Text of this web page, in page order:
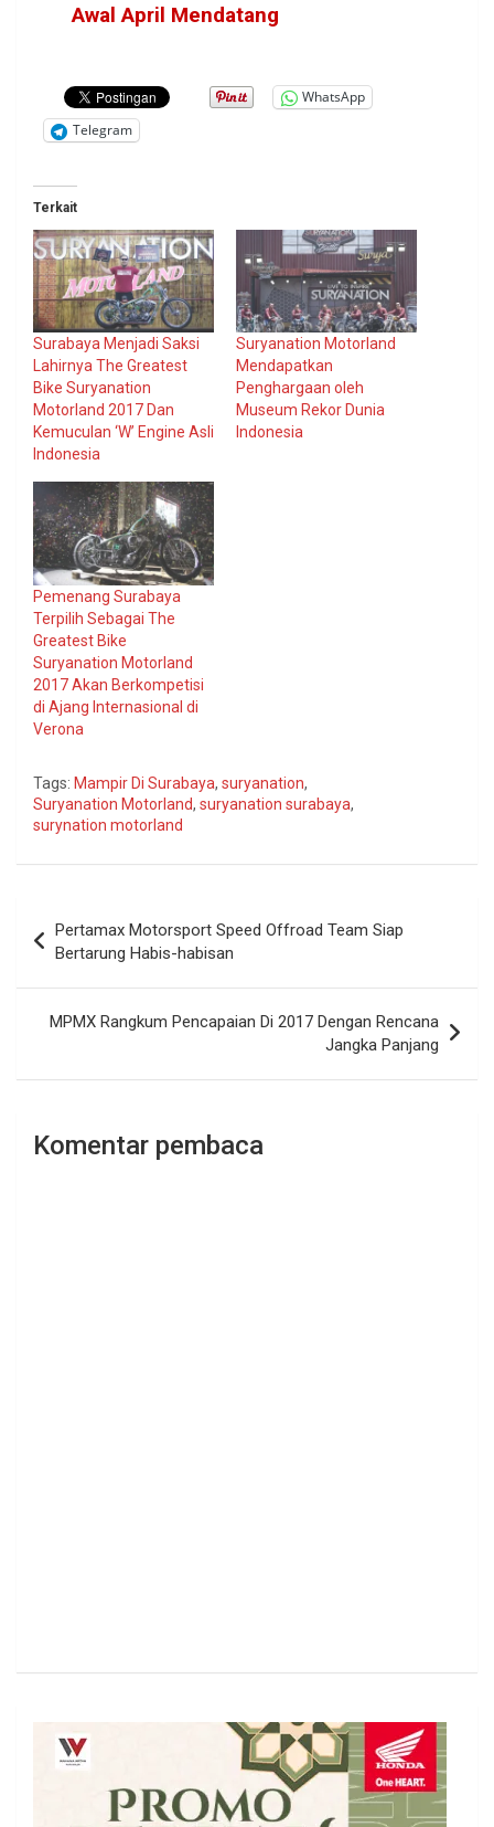
Awal April Mendatang
WhatsApp
Telegram
Terkait
Surabaya Menjadi Saksi
Lahirnya The Greatest
Bike Suryanation
Motorland 2017 Dan
Kemuculan ‘W’ Engine Asli
Indonesia
Suryanation Motorland
Mendapatkan
Penghargaan oleh
Museum Rekor Dunia
Indonesia
Pemenang Surabaya
Terpilih Sebagai The
Greatest Bike
Suryanation Motorland
2017 Akan Berkompetisi
di Ajang Internasional di
Verona
Tags: Mampir Di Surabaya, suryanation,
Suryanation Motorland, suryanation surabaya,
surynation motorland
pos
Pertamax Motorsport Speed Offroad Team Siap
Bertarung Habis-habisan
MPMX Rangkum Pencapaian Di 2017 Dengan Rencana
Jangka Panjang
Komentar pembaca